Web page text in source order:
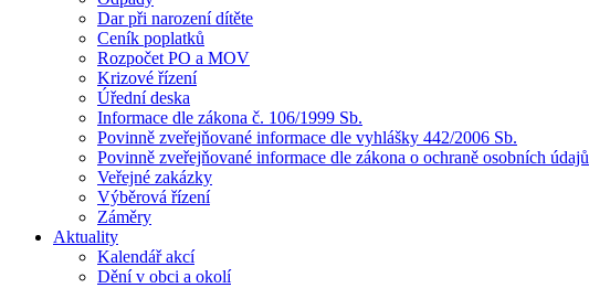
Dar při narození dítěte
Ceník poplatků
Rozpočet PO a MOV
Krizové řízení
Úřední deska
Informace dle zákona č. 106/1999 Sb.
Povinně zveřejňované informace dle vyhlášky 442/2006 Sb.
Povinně zveřejňované informace dle zákona o ochraně osobních údajů
Veřejné zakázky
Výběrová řízení
Záměry
Aktuality
Kalendář akcí
Dění v obci a okolí